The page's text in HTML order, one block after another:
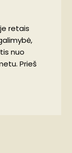
retais
nuo
Prieš